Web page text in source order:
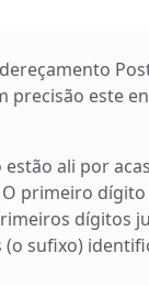
precisão este
estão ali por
primeiro dígito
dígitos
sufixo)